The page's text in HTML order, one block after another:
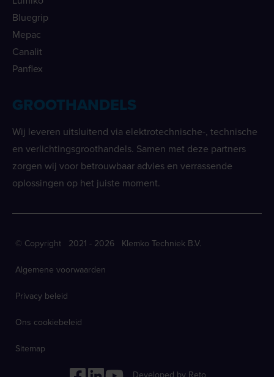
Bluegrip
Mepac
Canalit
Panflex
GROOTHANDELS
Wij leveren uitsluitend via elektrotechnische-, technische
en verlichtingsgroothandels. Samen met deze partners
zorgen wij voor betrouwbaar advies en verrassende
oplossingen op het juiste moment.
© Copyright 2021 - 2026 Klemko Techniek B.V.
Algemene voorwaarden
Privacy beleid
Ons cookiebeleid
Sitemap